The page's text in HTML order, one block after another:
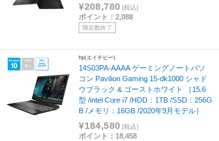
¥208,780 (税込)
ポイント：2,088
限定数終了
hp(エイチピー)
14S03PA-AAAA ゲーミングノートパソ
コン Pavilion Gaming 15-dk1000 シャド
ウブラック & ゴーストホワイト ［15.6
型 /intel Core i7 /HDD：1TB /SSD：256G
B /メモリ：16GB /2020年9月モデル］
¥184,580 (税込)
ポイント：18,458